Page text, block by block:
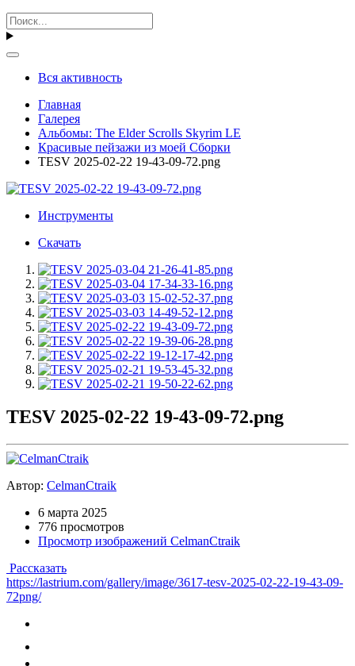
Вся активность
Главная
Галерея
Альбомы: The Elder Scrolls Skyrim LE
Красивые пейзажи из моей Сборки
TESV 2025-02-22 19-43-09-72.png
Инструменты
Скачать
TESV 2025-02-22 19-43-09-72.png
Автор: CelmanCtraik
6 марта 2025
776 просмотров
Просмотр изображений CelmanCtraik
Рассказать
https://lastrium.com/gallery/image/3617-tesv-2025-02-22-19-43-09-
72png/